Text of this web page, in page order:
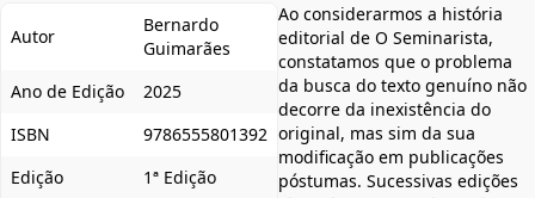
Autor
Bernardo
Guimarães
Ano de Edição
2025
ISBN
9786555801392
Edição
1ª Edição
Ao considerarmos a história
editorial de O Seminarista,
constatamos que o problema
da busca do texto genuíno não
decorre da inexistência do
original, mas sim da sua
modificação em publicações
póstumas. Sucessivas edições